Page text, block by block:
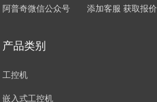
阿普奇微信公众号 添加客服 获取报价
产品类别
工控机
嵌入式工控机